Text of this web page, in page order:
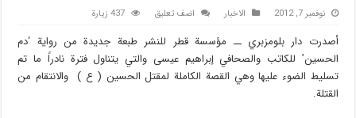
نوفمبر 7, 2012 الاخبار اضف تعليق 437 زيارة
أصدرت دار بلومزبري ــ مؤسسة قطر للنشر طبعة جديدة من رواية ‘دم
الحسين’ للكاتب والصحافي إبراهيم عيسى والتي يتناول فترة نادراً ما تم
تسليط الضوء عليها وهي القصة الكاملة لمقتل الحسين ( ع ) والانتقام من
القتلة.